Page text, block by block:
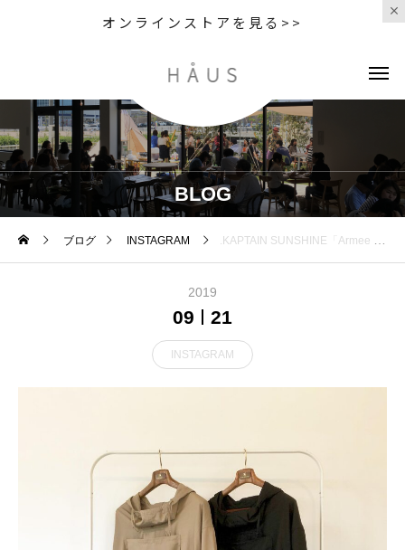
オンラインストアを見る>>
BLOG
ブログ INSTAGRAM .KAPTAIN SUNSHINE「Armee Smock」.フランス陸軍のプルオーバースモックから着想を得たアーミースモック。フロントの大きなポケットにマチ付きのフーデッド、サイドに大きく施したスリット、ゆったりとしたサイズ感とウエストスピンドルなど随所に目を惹く特徴がございます。高密度なレーヨンウールギャバジンには撥水加工が施され、レーヨン糸が本来持つ光沢でとても奥行きのある雰囲気の仕立てになっています。.COLOR : BLACK/BEIGESIZE : 38.#kaptainsunshine#frenchmilitary#militarysmock#haus #haus_matsue #hausmatsue #松江カフェ #島根カフェ #松江旅行#島根旅行#松江 #島根 #山陰
2019
09 21
INSTAGRAM